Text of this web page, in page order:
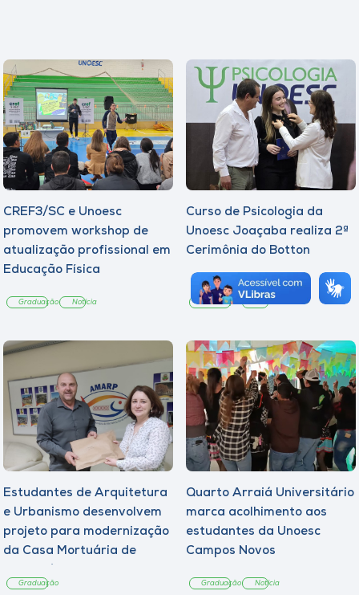
CREF3/SC e Unoesc
promovem workshop de
atualização profissional em
Educação Física
Graduação Notícia
Curso de Psicologia da
Unoesc Joaçaba realiza 2ª
Cerimônia do Botton
Graduação
Estudantes de Arquitetura
e Urbanismo desenvolvem
projeto para modernização
da Casa Mortuária de
Graduação
Quarto Arraiá Universitário
marca acolhimento aos
estudantes da Unoesc
Campos Novos
Graduação Notícia